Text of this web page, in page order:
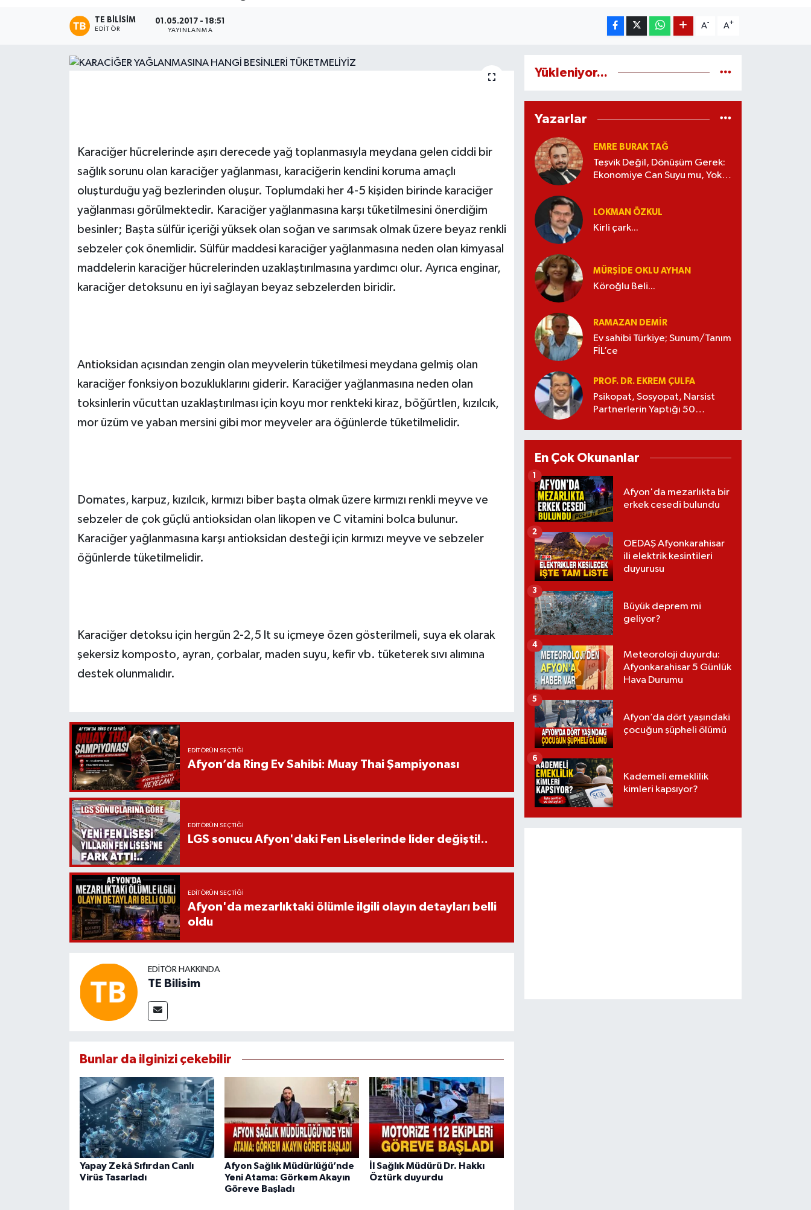
TE BILISIM
EDITÖR
01.05.2017 - 18:51
YAYINLANMA
A- A+
Karaciğer hücrelerinde aşırı derecede yağ toplanmasıyla meydana gelen ciddi bir
sağlık sorunu olan karaciğer yağlanması, karaciğerin kendini koruma amaçlı
oluşturduğu yağ bezlerinden oluşur. Toplumdaki her 4-5 kişiden birinde karaciğer
yağlanması görülmektedir. Karaciğer yağlanmasına karşı tüketilmesini önerdiğim
besinler; Başta sülfür içeriği yüksek olan soğan ve sarımsak olmak üzere beyaz renkli
sebzeler çok önemlidir. Sülfür maddesi karaciğer yağlanmasına neden olan kimyasal
maddelerin karaciğer hücrelerinden uzaklaştırılmasına yardımcı olur. Ayrıca enginar,
karaciğer detoksunu en iyi sağlayan beyaz sebzelerden biridir.
Antioksidan açısından zengin olan meyvelerin tüketilmesi meydana gelmiş olan
karaciğer fonksiyon bozukluklarını giderir. Karaciğer yağlanmasına neden olan
toksinlerin vücuttan uzaklaştırılması için koyu mor renkteki kiraz, böğürtlen, kızılcık,
mor üzüm ve yaban mersini gibi mor meyveler ara öğünlerde tüketilmelidir.
Domates, karpuz, kızılcık, kırmızı biber başta olmak üzere kırmızı renkli meyve ve
sebzeler de çok güçlü antioksidan olan likopen ve C vitamini bolca bulunur.
Karaciğer yağlanmasına karşı antioksidan desteği için kırmızı meyve ve sebzeler
öğünlerde tüketilmelidir.
Karaciğer detoksu için hergün 2-2,5 lt su içmeye özen gösterilmeli, suya ek olarak
şekersiz komposto, ayran, çorbalar, maden suyu, kefir vb. tüketerek sıvı alımına
destek olunmalıdır.
EDITÖRÜN SEÇTIĞI
Afyon’da Ring Ev Sahibi: Muay Thai Şampiyonası
EDITÖRÜN SEÇTIĞI
LGS sonucu Afyon'daki Fen Liselerinde lider değişti!..
EDITÖRÜN SEÇTIĞI
Afyon'da mezarlıktaki ölümle ilgili olayın detayları belli
oldu
EDITÖR HAKKINDA
TE Bilisim
Bunlar da ilginizi çekebilir
Yapay Zekâ Sıfırdan Canlı
Virüs Tasarladı
Afyon Sağlık Müdürlüğü’nde
Yeni Atama: Görkem Akayın
Göreve Başladı
İl Sağlık Müdürü Dr. Hakkı
Öztürk duyurdu
Yükleniyor...
Yazarlar
EMRE BURAK TAĞ
Teşvik Değil, Dönüşüm Gerek:
Ekonomiye Can Suyu mu, Yoksa
LOKMAN ÖZKUL
Kirli çark...
MÜRŞIDE OKLU AYHAN
Köroğlu Beli...
RAMAZAN DEMİR
Ev sahibi Türkiye; Sunum/Tanım
FİL’ce
PROF. DR. EKREM ÇULFA
Psikopat, Sosyopat, Narsist
Partnerlerin Yaptığı 50
En Çok Okunanlar
Afyon'da mezarlıkta bir
erkek cesedi bulundu
1
OEDAŞ Afyonkarahisar
ili elektrik kesintileri
duyurusu
2
Büyük deprem mi
geliyor?
3
Meteoroloji duyurdu:
Afyonkarahisar 5 Günlük
Hava Durumu
4
Afyon’da dört yaşındaki
çocuğun şüpheli ölümü
5
Kademeli emeklilik
kimleri kapsıyor?
6
Magazin